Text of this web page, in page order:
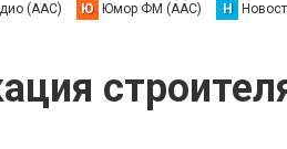
(AAC) Ю Юмор ФМ (AAC) Н